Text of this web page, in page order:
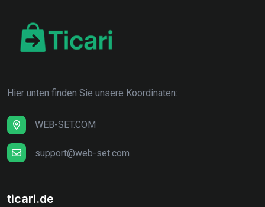
Hier unten finden Sie unsere Koordinaten:
WEB-SET.COM
support@web-set.com
ticari.de